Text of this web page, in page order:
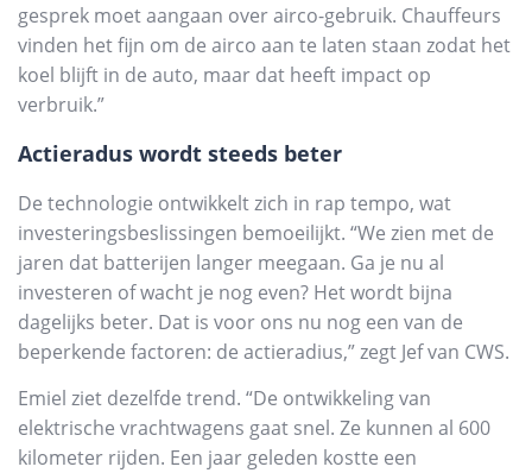
gesprek moet aangaan over airco-gebruik. Chauffeurs
vinden het fijn om de airco aan te laten staan zodat het
koel blijft in de auto, maar dat heeft impact op
verbruik.”
Actieradus wordt steeds beter
De technologie ontwikkelt zich in rap tempo, wat
investeringsbeslissingen bemoeilijkt. “We zien met de
jaren dat batterijen langer meegaan. Ga je nu al
investeren of wacht je nog even? Het wordt bijna
dagelijks beter. Dat is voor ons nu nog een van de
beperkende factoren: de actieradius,” zegt Jef van CWS.
Emiel ziet dezelfde trend. “De ontwikkeling van
elektrische vrachtwagens gaat snel. Ze kunnen al 600
kilometer rijden. Een jaar geleden kostte een